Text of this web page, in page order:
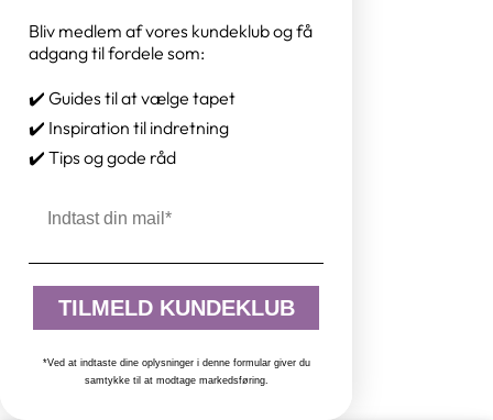
Bliv medlem af vores kundeklub og få
adgang til fordele som:
✔️ Guides til at vælge tapet
✔️ Inspiration til indretning
✔️ Tips og gode råd
TILMELD KUNDEKLUB
*Ved at indtaste dine oplysninger i denne formular giver du
samtykke til at modtage markedsføring.